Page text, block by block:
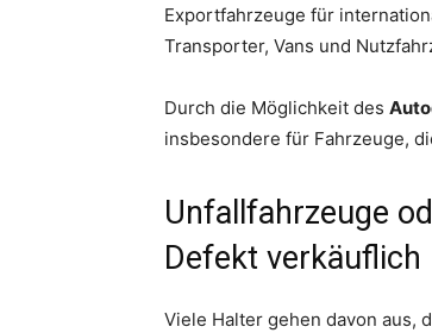
Exportfahrzeuge für
Transporter, Vans und
Durch die Möglichkeit des
insbesondere für Fahrzeuge,
Unfallfahrzeuge
Defekt verkäuflich
Viele Halter gehen davon aus,